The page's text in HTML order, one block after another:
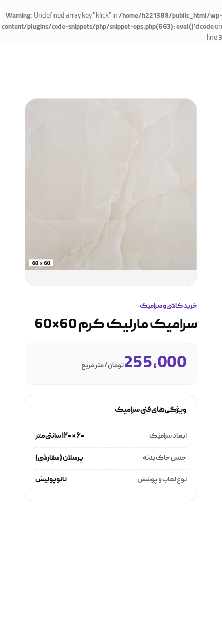
Warning: Undefined array key "klick" in/home/h221388/public_html/wp-
content/plugins/code-snippets/php/snippet-ops.php(663) : eval()'d codeon
line3
خرید کاشی و سرامیک
سرامیک مارلیک کرم 60*60
255,000تومان / متر مربع
ویژگی‌های فنی سرامیک
ابعاد سرامیک ۶۰ × ۱۲۰ سانتی‌متر
جنس خاک بدنه پرسلان (سفارشی)
نوع لعاب و پوشش نانو پولیش